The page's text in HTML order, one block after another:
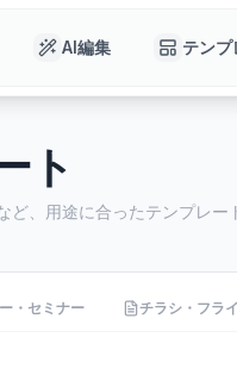
AI編集 テンプ
ト
、用途に合ったテンプレー
・セミナー チラシ・フラ